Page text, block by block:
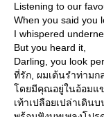
Listening to our
When you said you
I whispered
But you heard it,
Darling, you look
ที่รัก, ผมเต้นรำท่ามก
ดยมีคุณอยู่ในอ้อมแ
เท้าเปลือยเปล่าเดิน